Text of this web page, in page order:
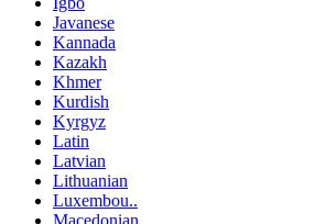
Javanese
Kannada
Kazakh
Khmer
Kurdish
Kyrgyz
Latin
Latvian
Lithuanian
Luxembou..